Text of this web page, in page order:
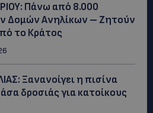
Πάνω από 8.000
Δομών Ανηλίκων – Ζητούν
το Κράτος
Ξανανοίγει η πισίνα
δροσιάς για κατοίκους